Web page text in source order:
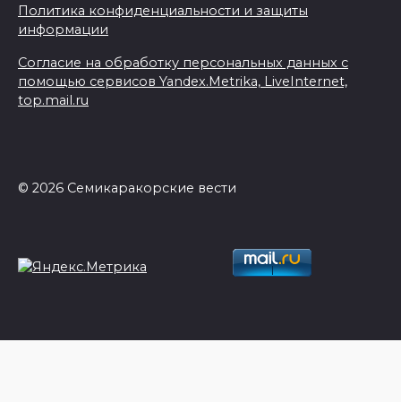
Политика конфиденциальности и защиты
информации
Согласие на обработку персональных данных с
помощью сервисов Yandex.Metrika, LiveInternet,
top.mail.ru
© 2026 Семикаракорские вести